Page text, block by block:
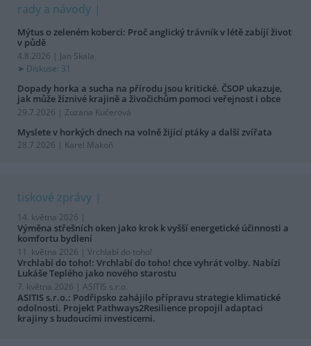
rady a návody
Mýtus o zeleném koberci: Proč anglický trávník v létě zabíjí život
v půdě
4.8.2026 | Jan Skala
Diskuse: 31
Dopady horka a sucha na přírodu jsou kritické. ČSOP ukazuje,
jak může žíznivé krajině a živočichům pomoci veřejnost i obce
29.7.2026 | Zuzana Kučerová
Myslete v horkých dnech na volně žijící ptáky a další zvířata
28.7.2026 | Karel Makoň
tiskové zprávy
14. května 2026 |
Výměna střešních oken jako krok k vyšší energetické účinnosti a
komfortu bydlení
11. května 2026 | Vrchlabí do toho!
Vrchlabí do toho!: Vrchlabí do toho! chce vyhrát volby. Nabízí
Lukáše Teplého jako nového starostu
7. května 2026 | ASITIS s.r.o.
ASITIS s.r.o.: Podřipsko zahájilo přípravu strategie klimatické
odolnosti. Projekt Pathways2Resilience propojil adaptaci
krajiny s budoucími investicemi.